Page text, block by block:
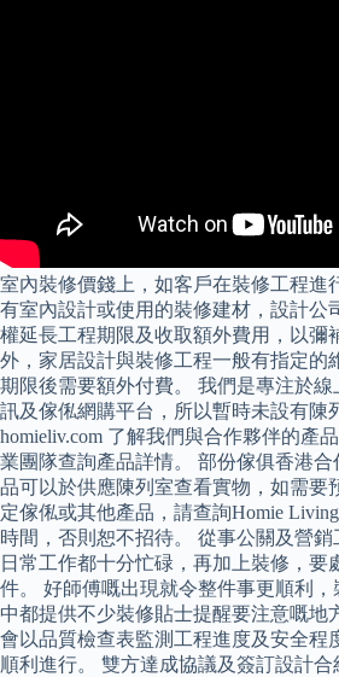
室內裝修價錢上，如客戶在裝修工程進
有室內設計或使用的裝修建材，設計公
權延長工程期限及收取額外費用，以彌
外，家居設計與裝修工程一般有指定的
期限後需要額外付費。 我們是專注於線
訊及傢俬網購平台，所以暫時未設有陳
homieliv.com 了解我們與合作夥伴的產
業團隊查詢產品詳情。 部份傢俱香港合
品可以於供應陳列室查看實物，如需要
定傢俬或其他產品，請查詢Homie
時間，否則恕不招待。 從事公關及營銷
日常工作都十分忙碌，再加上裝修，要
件。 好師傅嘅出現就令整件事更順利，
中都提供不少裝修貼士提醒要注意嘅地
會以品質檢查表監測工程進度及安全程
順利進行。 雙方達成協議及簽訂設計